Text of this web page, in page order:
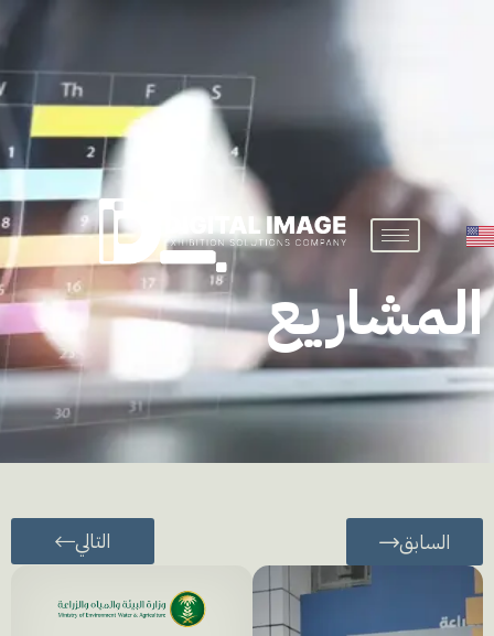
المشاريع
السابق التالي